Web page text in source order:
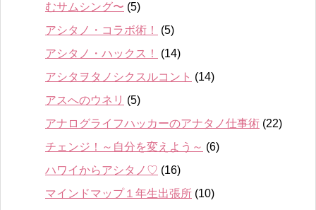
むサムシング〜 (5)
アシタノ・コラボ術！
(5)
アシタノ・ハックス！
(14)
アシタヲタノシクスルコント (14)
アスへのウネリ (5)
アナログライフハッカーのアナタノ仕事術 (22)
チェンジ！～自分を変えよう～ (6)
ハワイからアシタノ♡ (16)
マインドマップ１年生出張所 (10)